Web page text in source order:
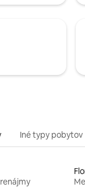
Iné typy pobytov